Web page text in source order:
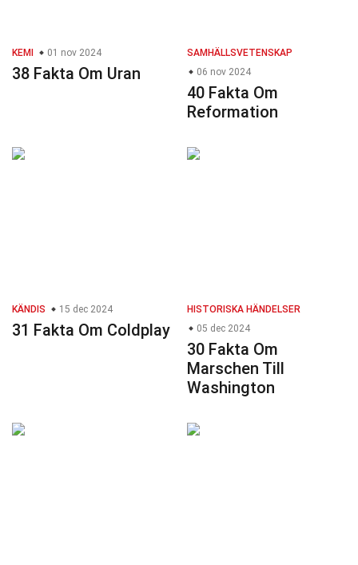
KEMI 01 nov 2024
38 Fakta Om Uran
SAMHÄLLSVETENSKAP
06 nov 2024
40 Fakta Om
Reformation
KÄNDIS 15 dec 2024
31 Fakta Om Coldplay
HISTORISKA HÄNDELSER
05 dec 2024
30 Fakta Om
Marschen Till
Washington